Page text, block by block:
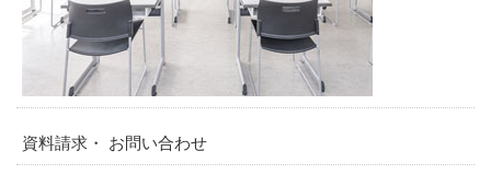
資料請求・ お問い合わせ